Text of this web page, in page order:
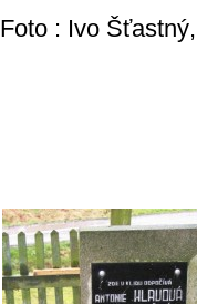
Foto : Ivo